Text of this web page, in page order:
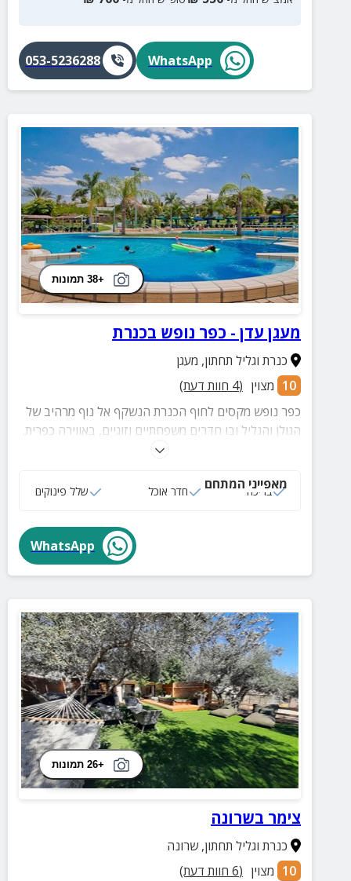
WhatsApp
053-5236288
+38 תמונות
מעגן עדן - כפר נופש בכנרת
כנרת וגליל תחתון, מעגן
10 מצוין (
4 חוות דעת)
כפר נופש מקסים לחוף הכנרת הנשקף אל נוף מרהיב של
הגולן והגליל ובו חדרים משפחתיים וזוגיים, באווירה כפרית.
במקום 2 בריכות שחייה ומועדון ילדים. ממעגן עדן ניתן
מאפייני המתחם
בריכה חדר אוכל שלל פינוקים
WhatsApp
+26 תמונות
צימר בשרונה
כנרת וגליל תחתון,שרונה
10 מצוין (
6 חוות דעת)